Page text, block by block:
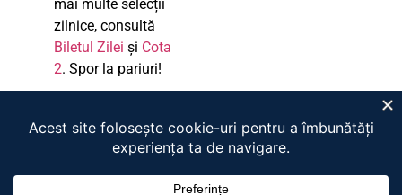
mai multe selecții
zilnice, consultă
Biletul Zilei și Cota
2. Spor la pariuri!
AZI SE MAI JOACA ȘI: